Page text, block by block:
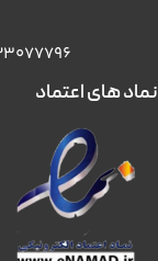
نماد های اعتماد